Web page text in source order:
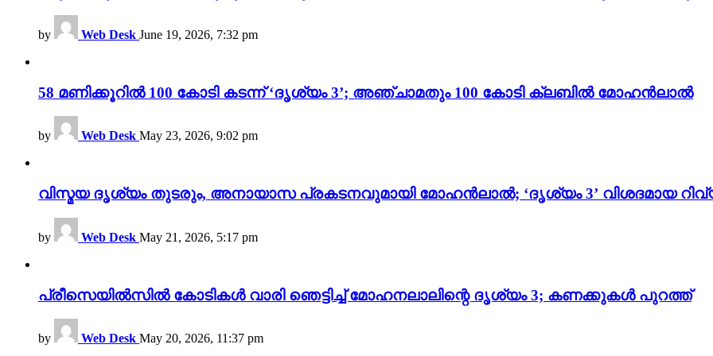
by Web Desk June 19, 2026, 7:32 pm
58 മണിക്കൂറിൽ 100 കോടി കടന്ന് ‘ദൃശ്യം 3’; അഞ്ചാമതും 100 കോടി ക്ലബിൽ മോഹൻലാൽ
by Web Desk May 23, 2026, 9:02 pm
വിസ്മയ ദൃശ്യം തുടരും, അനായാസ പ്രകടനവുമായി മോഹൻലാൽ; ‘ദൃശ്യം 3’ വിശദമായ
by Web Desk May 21, 2026, 5:17 pm
പ്രീസെയിൽസിൽ കോടികൾ വാരി ഞെട്ടിച്ച് മോഹനലാലിന്റെ ദൃശ്യം 3; കണക്കുകൾ പുറത്ത്
by Web Desk May 20, 2026, 11:37 pm